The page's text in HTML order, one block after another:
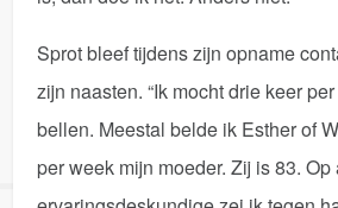
Sprot bleef tijdens zijn opname
zijn naasten. “Ik mocht drie keer
bellen. Meestal belde ik Esther of
per week mijn moeder. Zij is 83.